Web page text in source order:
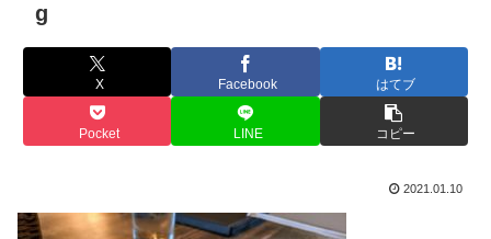
g
X Facebook はてブ
Pocket LINE コピー
2021.01.10